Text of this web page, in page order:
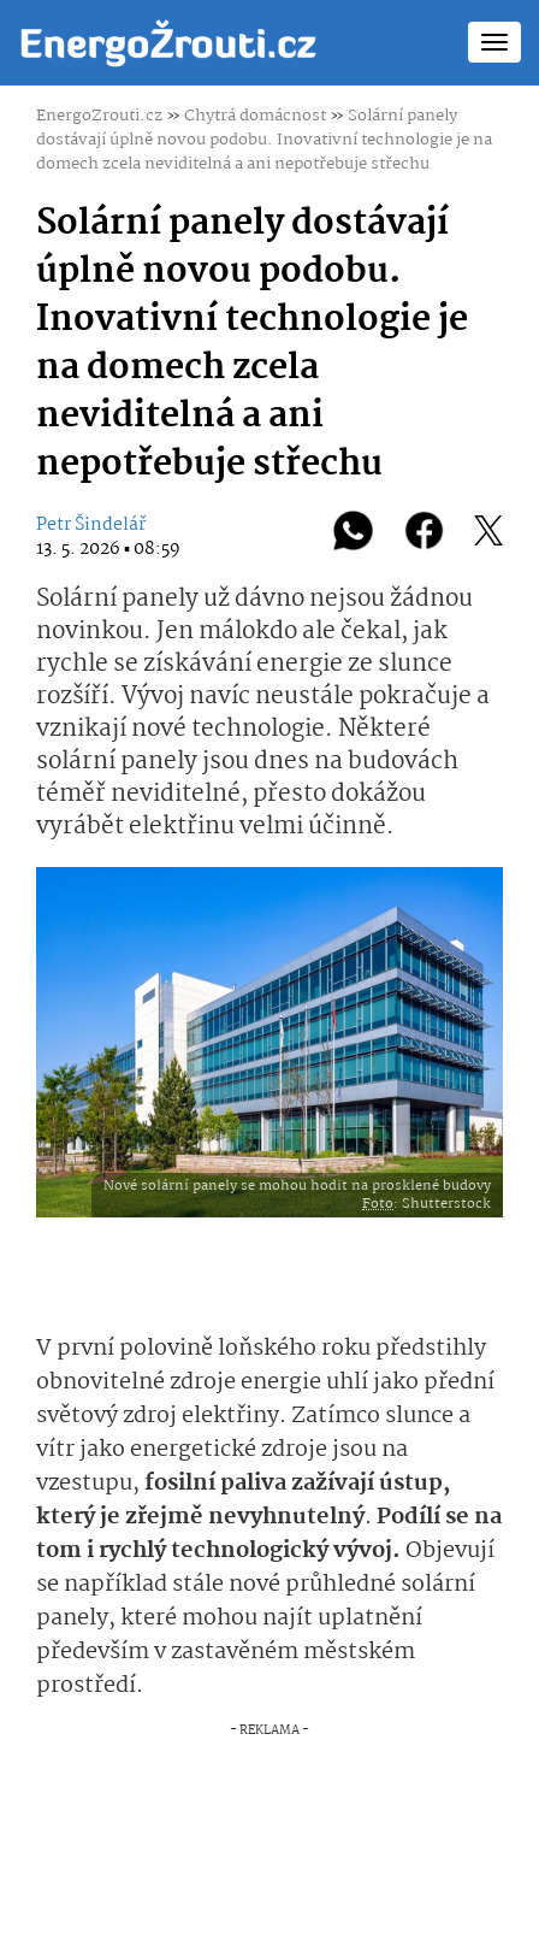
EnergoZrouti.cz»Chytrá domácnost» Solární panely
dostávají úplně novou podobu. Inovativní technologie je na
domech zcela neviditelná a ani nepotřebuje střechu
Solární panely dostávají
úplně novou podobu.
Inovativní technologie je
na domech zcela
neviditelná a ani
nepotřebuje střechu
Petr Šindelář
13. 5. 2026 ▪ 08:59
Solární panely už dávno nejsou žádnou
novinkou. Jen málokdo ale čekal, jak
rychle se získávání energie ze slunce
rozšíří. Vývoj navíc neustále pokračuje a
vznikají nové technologie. Některé
solární panely jsou dnes na budovách
téměř neviditelné, přesto dokážou
vyrábět elektřinu velmi účinně.
Nové solární panely se mohou hodit na prosklené budovy
Foto: Shutterstock
V první polovině loňského roku předstihly
obnovitelné zdroje energie uhlí jako přední
světový zdroj elektřiny. Zatímco slunce a
vítr jako energetické zdroje jsou na
vzestupu,fosilní paliva zažívají ústup,
který je zřejmě nevyhnutelný. Podílí se na
tom i rychlý technologický vývoj. Objevují
se například stále nové průhledné solární
panely, které mohou najít uplatnění
především v zastavěném městském
prostředí.